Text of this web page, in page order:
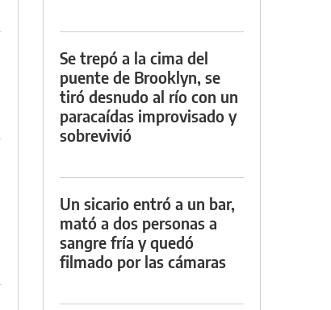
Se trepó a la cima del
puente de Brooklyn, se
tiró desnudo al río con un
paracaídas improvisado y
sobrevivió
Un sicario entró a un bar,
mató a dos personas a
sangre fría y quedó
filmado por las cámaras